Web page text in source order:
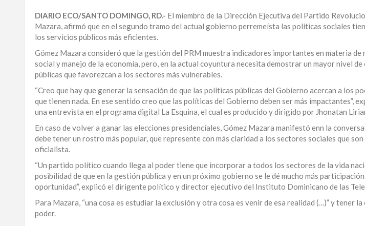
JUAN
ALTAGRACIA
PUERTO
PLATA
CONTÁCTENOS
DIARIO ECO/SANTO DOMINGO, RD.- El miembro de la Dirección Ejecutiva del Partido
Mazara, afirmó que en el segundo tramo del actual gobierno perremeísta las políticas sociales
los servicios públicos más eficientes.
Gómez Mazara consideró que la gestión del PRM muestra indicadores importantes en materia de
social y manejo de la economía, pero, en la actual coyuntura necesita demostrar un mayor nivel
públicas que favorezcan a los sectores más vulnerables.
“Creo que hay que generar la sensación de que las políticas públicas del Gobierno acercan a los
que tienen nada. En ese sentido creo que las políticas del Gobierno deben ser más impactantes”,
una entrevista en el programa digital La Esquina, el cual es producido y dirigido por Jhonatan
En caso de volver a ganar las elecciones presidenciales, Gómez Mazara manifestó enn la
debe tener un rostro más popular, que represente con más claridad a los sectores sociales que
oficialista.
“Un partido político cuando llega al poder tiene que incorporar a todos los sectores de la vida
posibilidad de que en la gestión pública y en un próximo gobierno se le dé mucho más
oportunidad”, explicó el dirigente político y director ejecutivo del Instituto Dominicano de las
Para Mazara, “una cosa es estudiar la exclusión y otra cosa es venir de esa realidad (…)” y tener
poder.